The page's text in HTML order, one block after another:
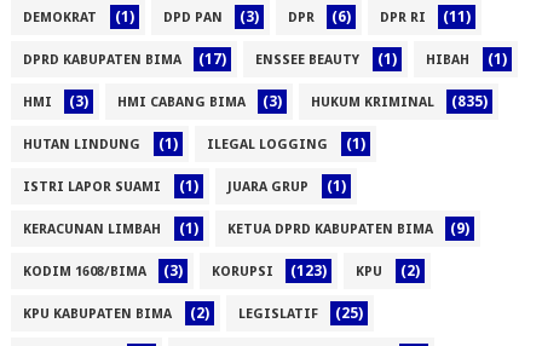
DEMOKRAT (1) DPD PAN (3) DPR (6) DPR RI (11)
DPRD KABUPATEN BIMA (17) ENSSEE BEAUTY (1) HIBAH (1)
HMI (3) HMI CABANG BIMA (3) HUKUM KRIMINAL (835)
HUTAN LINDUNG (1) ILEGAL LOGGING (1)
ISTRI LAPOR SUAMI (1) JUARA GRUP (1)
KERACUNAN LIMBAH (1) KETUA DPRD KABUPATEN BIMA (9)
KODIM 1608/BIMA (3) KORUPSI (123) KPU (2)
KPU KABUPATEN BIMA (2) LEGISLATIF (25)